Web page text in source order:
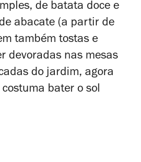
de batata doce e
abacate (a partir de
também tostas e
devoradas nas mesas
do jardim, agora
bater o sol